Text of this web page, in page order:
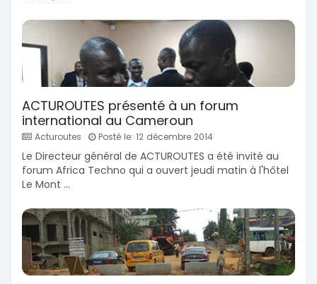
ACTUROUTES présenté à un forum
international au Cameroun
Acturoutes Posté le: 12 décembre 2014
Le Directeur général de ACTUROUTES a été invité au
forum Africa Techno qui a ouvert jeudi matin à l'hôtel
Le Mont ...